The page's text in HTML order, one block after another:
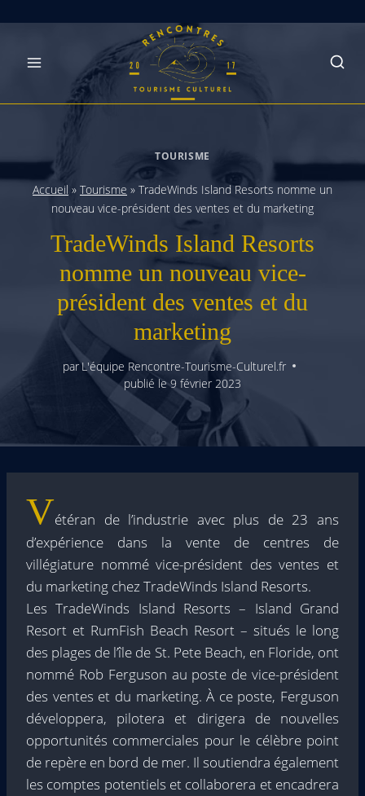
TOURISME
Accueil » Tourisme » TradeWinds Island Resorts nomme un
nouveau vice-président des ventes et du marketing
TradeWinds Island Resorts
nomme un nouveau vice-
président des ventes et du
marketing
parL'équipe Rencontre-Tourisme-Culturel.fr
publié le9 février 2023
Vétéran de l’industrie avec plus de 23 ans
d’expérience dans la vente de centres de
villégiature nommé vice-président des ventes et
du marketing chez TradeWinds Island Resorts.
Les TradeWinds Island Resorts – Island Grand
Resort et RumFish Beach Resort – situés le long
des plages de l’île de St. Pete Beach, en Floride, ont
nommé Rob Ferguson au poste de vice-président
des ventes et du marketing. À ce poste, Ferguson
développera, pilotera et dirigera de nouvelles
opportunités commerciales pour le célèbre point
de repère en bord de mer. Il soutiendra également
les comptes potentiels et collaborera et encadrera